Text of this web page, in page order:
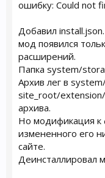
ошибку: Could not
Добавил
мод появился
расширений.
Папка system/
Архив лег в
site_root/extension/
архива.
Но модификация к
измененного его
сайте.
Деинсталлировал